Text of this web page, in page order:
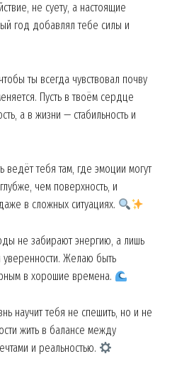
не суету, а настоящие
год добавлял тебе силы и
ты всегда чувствовал почву
Пусть в твоём сердце
а в жизни — стабильность и
ведёт тебя там, где эмоции могут
чем поверхность, и
в сложных ситуациях.
не забирают энергию, а лишь
Желаю быть
в хорошие времена.
научит тебя не спешить, но и не
жить в балансе между
и реальностью.